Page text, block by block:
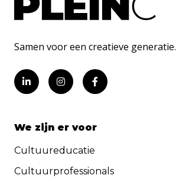
Samen voor een creatieve generatie.
We zijn er voor
Cultuureducatie
Cultuurprofessionals